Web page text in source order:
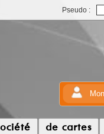
Pseudo :
de cartes